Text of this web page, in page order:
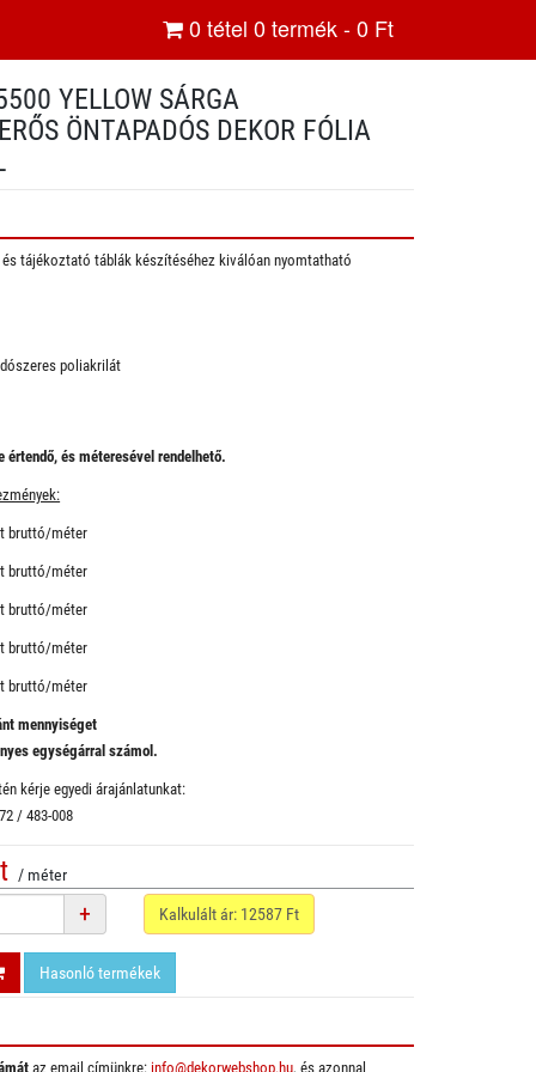
0tétel 0termék -0 Ft
YELLOW SÁRGA
ÖNTAPADÓS DEKOR FÓLIA
tájékoztató táblák készítéséhez kiválóan nyomtatható
poliakrilát
és méteresével rendelhető.
méter
méter
bruttó/méter
bruttó/méter
méter
mennyiséget
egységárral számol.
kérje egyedi árajánlatunkat:
/ 483-008
/ méter
+ Kalkulált ár: 12587 Ft
Hasonló termékek
az email címünkre: info@dekorwebshop.hu, és azonnal